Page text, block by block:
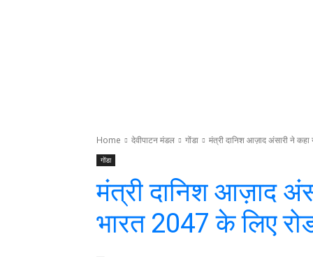
Home देवीपाटन मंडल गोंडा मंत्री दानिश आज़ाद अंसारी ने
गोंडा
मंत्री दानिश आज़ाद
भारत 2047 के लिए